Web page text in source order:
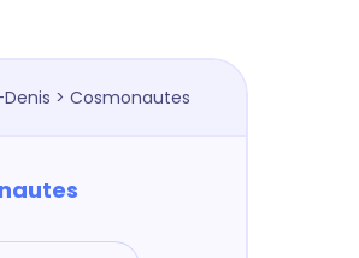
> Cosmonautes